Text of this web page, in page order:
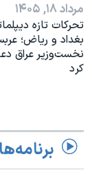
مرداد ۱۸, ۱۴۰۵
تحرکات تازه
بغداد و ریاض؛
نخست‌وزیر عراق
کرد